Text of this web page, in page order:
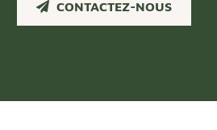
CONTACTEZ-NOUS